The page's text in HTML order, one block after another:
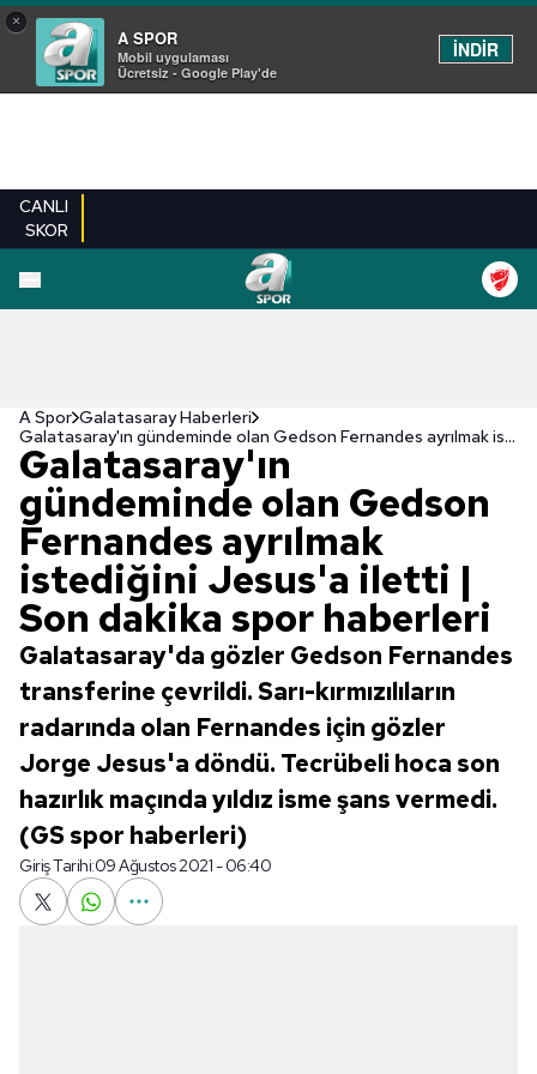
×
A SPOR
Mobil uygulaması
Ücretsiz - Google Play'de
İNDİR
CANLI
SKOR
A Spor Galatasaray Haberleri
Galatasaray'ın gündeminde olan Gedson Fernandes ayrılmak istediğini Jesus'a iletti | Son dakika spor haberleri
Galatasaray'ın
gündeminde olan Gedson
Fernandes ayrılmak
istediğini Jesus'a iletti |
Son dakika spor haberleri
Galatasaray'da gözler Gedson Fernandes
transferine çevrildi. Sarı-kırmızılıların
radarında olan Fernandes için gözler
Jorge Jesus'a döndü. Tecrübeli hoca son
hazırlık maçında yıldız isme şans vermedi.
(GS spor haberleri)
Giriş Tarihi:09 Ağustos 2021 - 06:40